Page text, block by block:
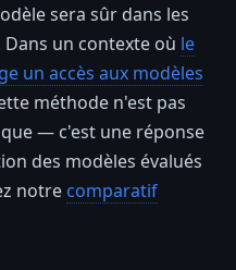
sera sûr dans les
un contexte où le
un accès aux modèles
méthode n'est pas
— c'est une réponse
des modèles évalués
notre comparatif